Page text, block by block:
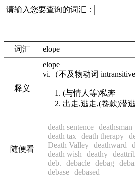
请输入您要查询的词汇：
词汇 elope
释义
elope
vi. （不及物动词
(与情人等)私奔
出走,逃走,(卷款)潜逃
随便看
death sentence deathsman
death tax
death therapy
Death Valley deathward
death wish
deathy
deb.
debacle debag
debase debased